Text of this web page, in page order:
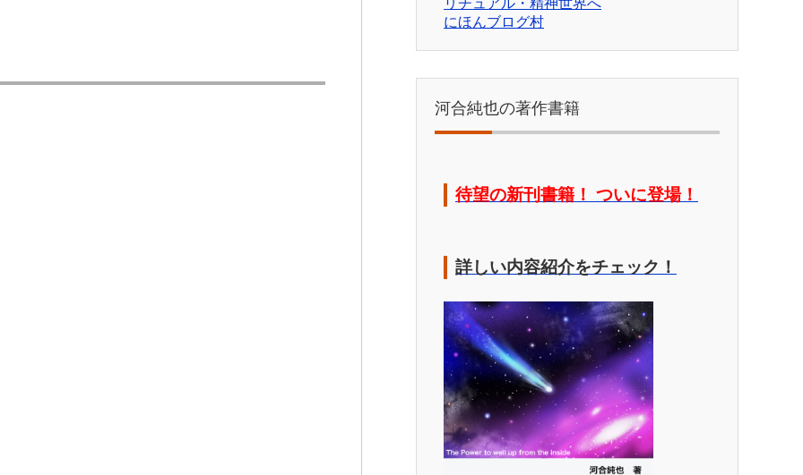
にほんブログ村
河合純也の著作書籍
待望の新刊書籍！ ついに登場！
詳しい内容紹介をチェック！